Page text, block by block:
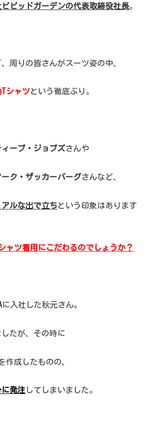
ビッドガーデンの代表取締役社長。
周りの皆さんがスーツ姿の中、
シャツという徹底ぶり。
ィーブ・ジョブズさんや
ーク・ザッカーバーグさんなど、
ルな出で立ちという印象はあります
ャツ着用にこだわるのでしょうか？
に入社した秋元さん。
たが、その時に
作成したものの、
に発注してしまいました。